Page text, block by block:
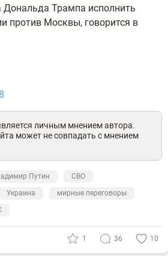
Дональда Трампа исполнить
против Москвы, говорится в
личным мнением автора.
может не совпадать с мнением
Путин
СВО
Украина
мирные переговоры
1 36 10